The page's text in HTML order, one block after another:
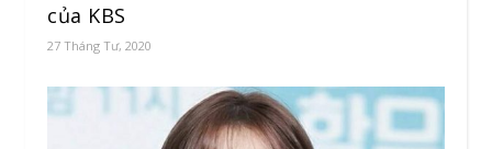
của KBS
27 Tháng Tư, 2020